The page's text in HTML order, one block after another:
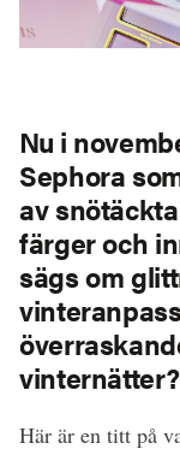
Nu i
Sephora
av
färger och
sägs om
vinternätter?
Här är en titt på